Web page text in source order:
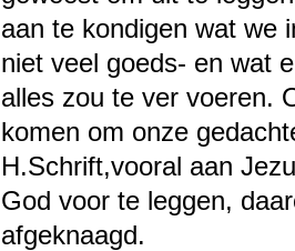
aan te kondigen wat we
niet veel goeds- en wat
alles zou te ver voeren.
komen om onze
H.Schrift,vooral aan
God voor te leggen,
afgeknaagd.